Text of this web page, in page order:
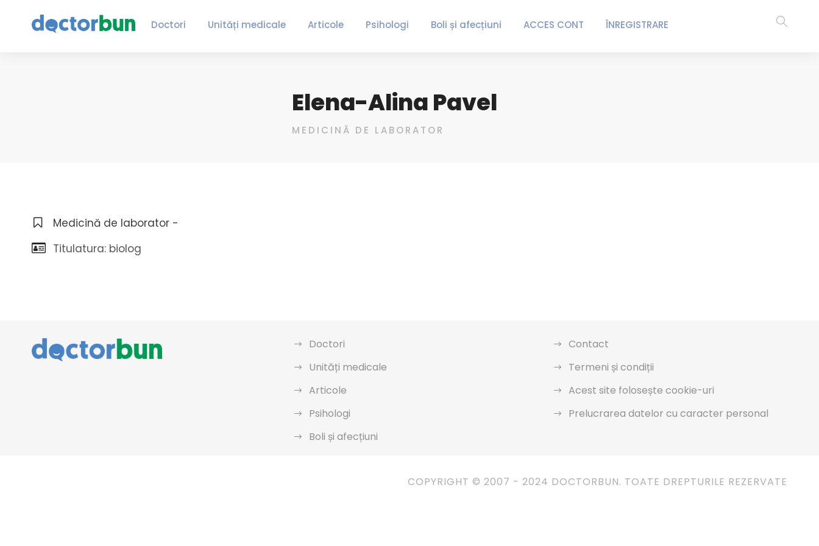
Doctori Unități medicale Articole Psihologi Boli și afecțiuni ACCES CONT ÎNREGISTRARE
Elena-Alina Pavel
MEDICINĂ DE LABORATOR
Medicină de laborator -
Titulatura: biolog
Doctori
Unități medicale
Articole
Psihologi
Boli și afecțiuni
Contact
Termeni și condiții
Acest site folosește cookie-uri
Prelucrarea datelor cu caracter personal
COPYRIGHT © 2007 - 2024 DOCTORBUN. TOATE DREPTURILE REZERVATE